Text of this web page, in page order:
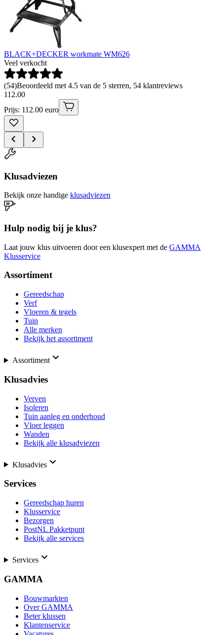
BLACK+DECKER workmate WM626
Veel verkocht
(54)Beoordeeld met 4.5 van de 5 sterren, 54 klantreviews
112.00
Prijs: 112.00 euro
Klusadviezen
Bekijk onze handige klusadviezen
Hulp nodig bij je klus?
Laat jouw klus uitvoeren door een klusexpert met de GAMMA
Klusservice
Assortiment
Gereedschap
Verf
Vloeren & tegels
Tuin
Alle merken
Bekijk het assortiment
Assortiment
Klusadvies
Verven
Isoleren
Tuin aanleg en onderhoud
Vloer leggen
Wanden
Bekijk alle klusadviezen
Klusadvies
Services
Gereedschap huren
Klusservice
Bezorgen
PostNL Pakketpunt
Bekijk alle services
Services
GAMMA
Bouwmarkten
Over GAMMA
Beter klussen
Klantenservice